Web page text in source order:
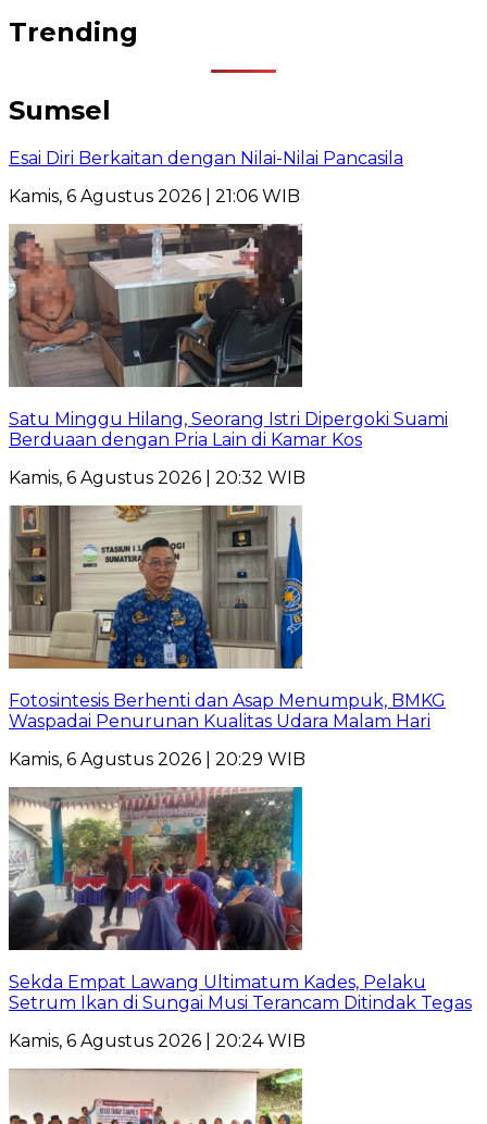
Trending
Sumsel
Esai Diri Berkaitan dengan Nilai-Nilai Pancasila
Kamis, 6 Agustus 2026 | 21:06 WIB
Satu Minggu Hilang, Seorang Istri Dipergoki Suami
Berduaan dengan Pria Lain di Kamar Kos
Kamis, 6 Agustus 2026 | 20:32 WIB
Fotosintesis Berhenti dan Asap Menumpuk, BMKG
Waspadai Penurunan Kualitas Udara Malam Hari
Kamis, 6 Agustus 2026 | 20:29 WIB
Sekda Empat Lawang Ultimatum Kades, Pelaku
Setrum Ikan di Sungai Musi Terancam Ditindak Tegas
Kamis, 6 Agustus 2026 | 20:24 WIB